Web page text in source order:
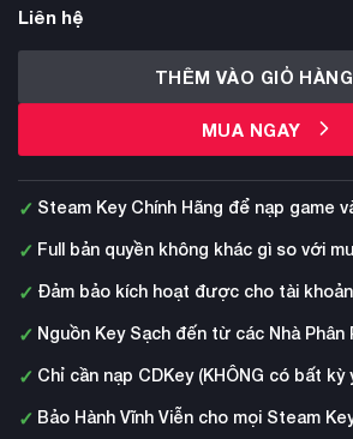
5.0trên 5
dựa trên
5
đánh giá
Liên hệ
THÊM VÀO GIỎ HÀNG
MUA NGAY
✓ Steam Key Chính Hãng để nạp game
✓ Full bản quyền không khác gì so với
✓ Đảm bảo kích hoạt được cho tài
✓ Nguồn Key Sạch đến từ các Nhà Phân
✓ Chỉ cần nạp CDKey (KHÔNG có bất kỳ
✓ Bảo Hành Vĩnh Viễn cho mọi Steam